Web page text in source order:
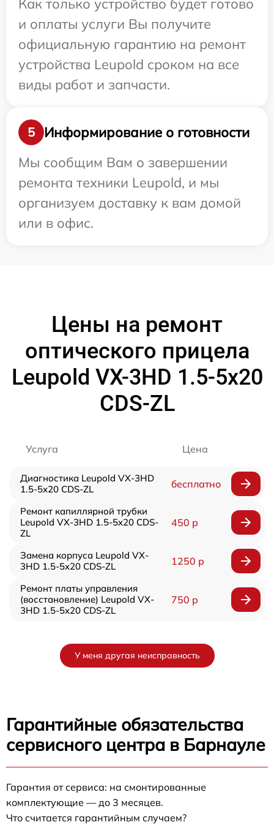
Как только устройство будет готово
и оплаты услуги Вы получите
официальную гарантию на ремонт
устройства Leupold сроком на все
виды работ и запчасти.
5
Информирование о готовности
Мы сообщим Вам о завершении
ремонта техники Leupold, и мы
организуем доставку к вам домой
или в офис.
Цены на ремонт
оптического прицела
Leupold VX-3HD 1.5-5x20
CDS-ZL
Услуга Цена
Диагностика Leupold VX-3HD
1.5-5x20 CDS-ZL
бесплатно
Ремонт капиллярной трубки
Leupold VX-3HD 1.5-5x20 CDS-
ZL
450 р
Замена корпуса Leupold VX-
3HD 1.5-5x20 CDS-ZL
1250 р
Ремонт платы управления
(восстановление) Leupold VX-
3HD 1.5-5x20 CDS-ZL
750 р
У меня другая неисправность
Гарантийные обязательства
сервисного центра в Барнауле
Гарантия от сервиса: на смонтированные
комплектующие — до 3 месяцев.
Что считается гарантийным случаем?